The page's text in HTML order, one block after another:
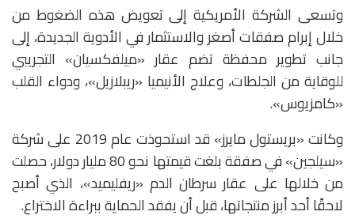
وتسعى الشركة الأمريكية إلى تعويض هذه الضغوط من
خلال إبرام صفقات أصغر والاستثمار في الأدوية الجديدة، إلى
جانب تطوير محفظة تضم عقار «ميلفكسيان» التجريبي
للوقاية من الجلطات، وعلاج الأنيميا «ريبلازيل»، ودواء القلب
«كامزيوس».
وكانت «بريستول مايرز» قد استحوذت عام 2019 على شركة
«سيلجين» في صفقة بلغت قيمتها نحو 80 مليار دولار، حصلت
من خلالها على عقار سرطان الدم «ريفليميد»، الذي أصبح
لاحقًا أحد أبرز منتجاتها، قبل أن يفقد الحماية ببراءة الاختراع.